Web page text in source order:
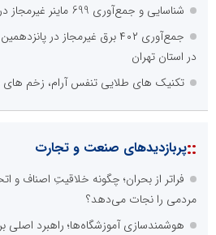
شناسایی و جمع‌آوری 699 ماینر غیرمجاز در استان تهران
جمع‌آوری ۴۰۲ برق غیرمجاز در
در استان تهران
تکنیک های طلایی تنفس آرام، زخم های
::پربازدیدهای صنعت و تجارت
فراتر از بحران؛ چگونه خلاقیتِ اصناف و
مردمی را نجات می‌دهد؟
هوشمندسازی آموزشگاه‌ها؛ راهبرد اصلی